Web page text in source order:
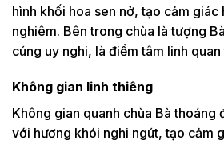
hình khối hoa sen nở, tạo cảm giác
nghiêm. Bên trong chùa là tượng
cúng uy nghi, là điểm tâm linh
Không gian linh thiêng
Không gian quanh chùa Bà thoáng
với hương khói nghi ngút, tạo cảm